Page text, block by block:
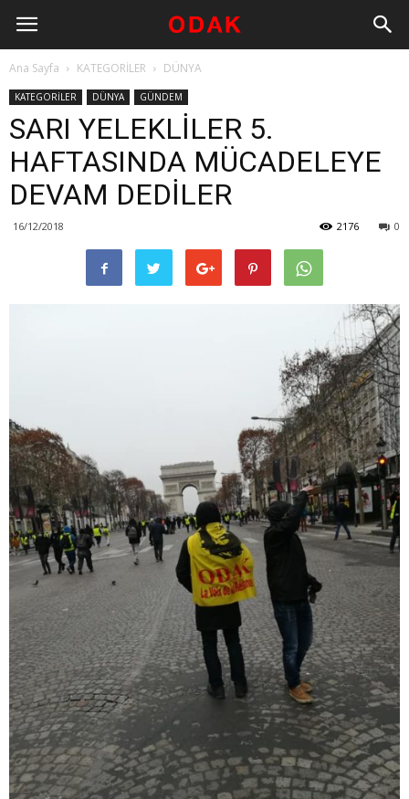
Ana Sayfa KATEGORİLER DÜNYA
KATEGORİLER DÜNYA GÜNDEM
SARI YELEKLİLER 5.
HAFTASINDA MÜCADELEYE
DEVAM DEDİLER
16/12/2018 0
2176